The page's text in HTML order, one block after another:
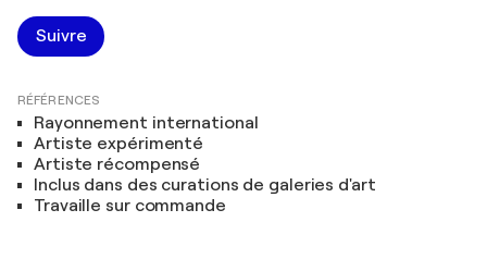
Suivre
RÉFÉRENCES
Rayonnement international
Artiste expérimenté
Artiste récompensé
Inclus dans des curations de galeries d'art
Travaille sur commande